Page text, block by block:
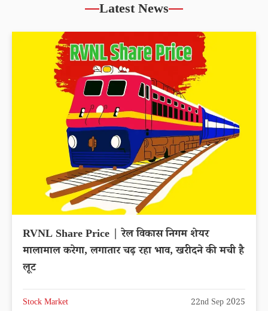
Latest News
RVNL Share Price | रेल विकास निगम शेयर
मालामाल करेगा, लगातार चढ़ रहा भाव, खरीदने की मची है
लूट
Stock Market 22nd Sep 2025